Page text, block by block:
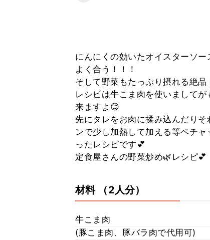
にんにくの効いたオイスターソ
よく合う！！！
そして野菜もたっぷり摂れる絶
レシピは牛こま肉を使いまして
来ますよ😊
先にタレをお肉に揉み込んだり
ンで少し加熱して加える等ベチ
ったレシピです💕
定食屋さんの野菜炒め🌿レシピ💕
材料 （2人分）
牛こま肉
(豚こま肉、豚バラ肉で代用可)